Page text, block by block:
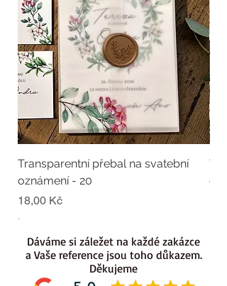
Transparentní přebal na svatební
oznámení - 20
Cena
18,00 Kč
.
Dáváme si záležet na každé zakázce
a Vaše reference jsou toho důkazem.
Děkujeme